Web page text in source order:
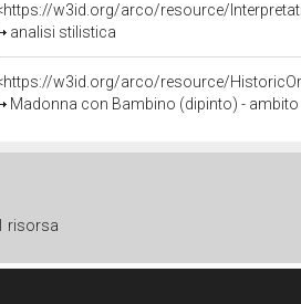
w3id.org/arco/resource/
analisi stilistica
w3id.org/arco/resource/
Madonna con Bambino (dipinto) -
risorsa